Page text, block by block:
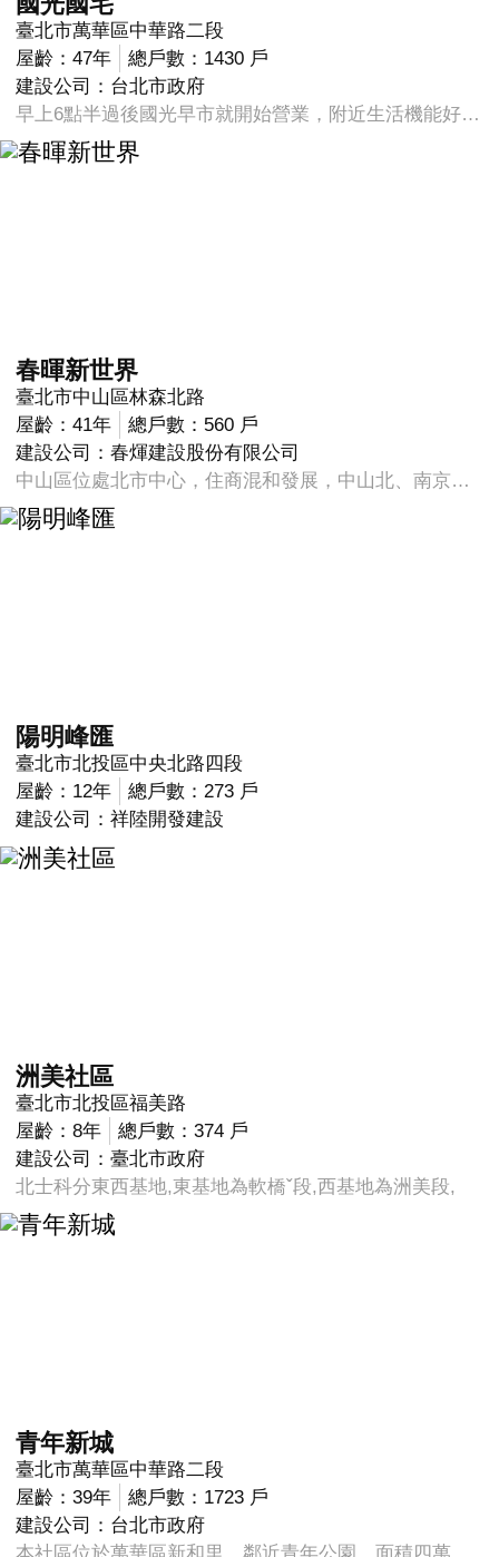
臺北市萬華區中華路二段
屋齡：47年
總戶數：1430 戶
建設公司：台北市政府
早上6點半過後國光早市就開始營業，附近生活機能好，交通公車都很多台，一樓也很多店家方便採買，且鄰近青年公園附近空氣品質都很不錯，不論男女老少散步運動皆宜
春暉新世界
臺北市中山區林森北路
屋齡：41年
總戶數：560 戶
建設公司：春煇建設股份有限公司
中山區位處北市中心，住商混和發展，中山北、南京東沿線辦公林立，大馬路邊多有商辦人士。中山北晶華商圈許多國際級精品旗艦店在此成立，吸引國際人潮來消費，週遭沿線晶華酒店、老爺大酒店、國賓飯店、華泰王子飯店等都是享譽國際的知名旅館業，陸續尚有其他國際級飯店興建於本商圈。 生活百貨公司、飯店、國際精品、娛樂...，不僅生活機能完善，交通也十分便捷。
陽明峰匯
臺北市北投區中央北路四段
屋齡：12年
總戶數：273 戶
建設公司：祥陸開發建設
洲美社區
臺北市北投區福美路
屋齡：8年
總戶數：374 戶
建設公司：臺北市政府
北士科分東西基地,東基地為軟橋ˇ段,西基地為洲美段,
青年新城
臺北市萬華區中華路二段
屋齡：39年
總戶數：1723 戶
建設公司：台北市政府